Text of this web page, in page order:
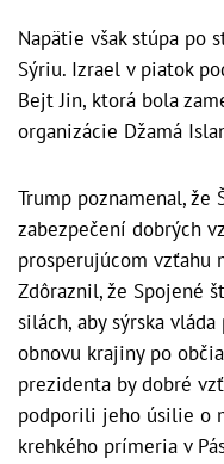
Napätie však stúpa po
Sýriu. Izrael v piatok
Bejt Jin, ktorá bola
organizácie Džamá
Trump poznamenal, že
zabezpečení dobrých
prosperujúcom vzťahu
Zdôraznil, že Spojené
silách, aby sýrska
obnovu krajiny po
prezidenta by dobré
podporili jeho úsilie o
krehkého prímeria v